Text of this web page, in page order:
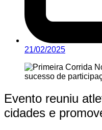
21/02/2025
Evento reuniu
cidades e